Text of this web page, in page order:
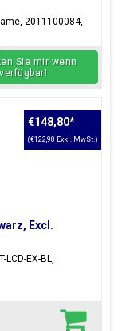
2011100084,
Sie mir wenn
verfügbar!
Excl.
EX-BL,
€148,80*
(€122,98 Exkl. MwSt.)